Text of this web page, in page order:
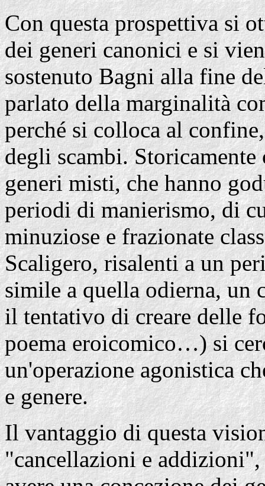
Con questa prospettiva si
dei generi canonici e si
sostenuto Bagni alla fine
parlato della marginalità
perché si colloca al
degli scambi.
generi misti, che hanno
periodi di manierismo, di
minuziose e frazionate
Scaligero, risalenti a un
simile a quella odierna, un
il tentativo di creare delle
poema eroicomico…) si
un'operazione agonistica
e genere.
Il vantaggio di questa
"cancellazioni e